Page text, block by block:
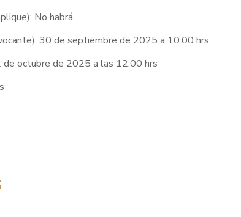
No habrá
30 de septiembre de 2025 a 10:00 hrs
de octubre de 2025 a las 12:00 hrs